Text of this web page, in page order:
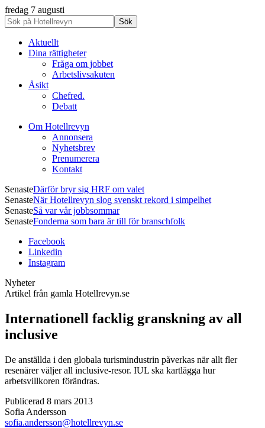
fredag 7 augusti
Aktuellt
Dina rättigheter
Fråga om jobbet
Arbetslivsakuten
Åsikt
Chefred.
Debatt
Om Hotellrevyn
Annonsera
Nyhetsbrev
Prenumerera
Kontakt
SenasteDärför bryr sig HRF om valet
SenasteNär Hotellrevyn slog svenskt rekord i simpelhet
SenasteSå var vår jobbsommar
SenasteFonderna som bara är till för branschfolk
Facebook
Linkedin
Instagram
Nyheter
Artikel från gamla Hotellrevyn.se
Internationell facklig granskning av all
inclusive
De anställda i den globala turismindustrin påverkas när allt fler
resenärer väljer all inclusive-resor. IUL ska kartlägga hur
arbetsvillkoren förändras.
Publicerad 8 mars 2013
Sofia Andersson
sofia.andersson@hotellrevyn.se